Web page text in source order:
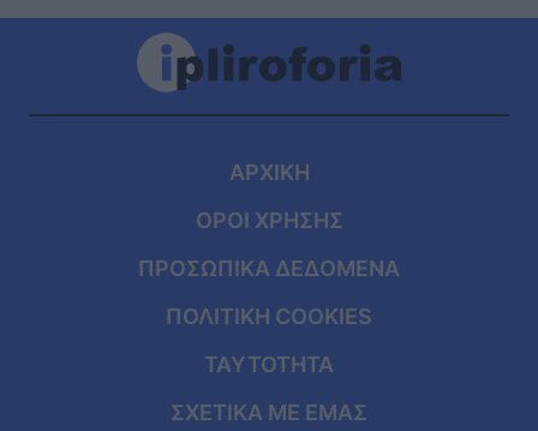
ΑΡΧΙΚΗ
ΟΡΟΙ ΧΡΗΣΗΣ
ΠΡΟΣΩΠΙΚΑ ΔΕΔΟΜΕΝΑ
ΠΟΛΙΤΙΚΗ COOKIES
ΤΑΥΤΟΤΗΤΑ
ΣΧΕΤΙΚΑ ΜΕ ΕΜΑΣ